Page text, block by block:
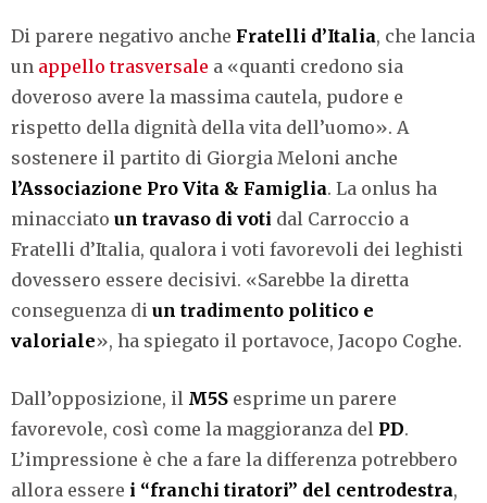
Di parere negativo anche Fratelli d’Italia, che lancia
un appello trasversale a «quanti credono sia
doveroso avere la massima cautela, pudore e
rispetto della dignità della vita dell’uomo». A
sostenere il partito di Giorgia Meloni anche
l’Associazione Pro Vita & Famiglia. La onlus ha
minacciato un travaso di voti dal Carroccio a
Fratelli d’Italia, qualora i voti favorevoli dei leghisti
dovessero essere decisivi. «Sarebbe la diretta
conseguenza di un tradimento politico e
valoriale», ha spiegato il portavoce, Jacopo Coghe.
Dall’opposizione, il M5S esprime un parere
favorevole, così come la maggioranza del PD.
L’impressione è che a fare la differenza potrebbero
allora essere i “franchi tiratori” del centrodestra,